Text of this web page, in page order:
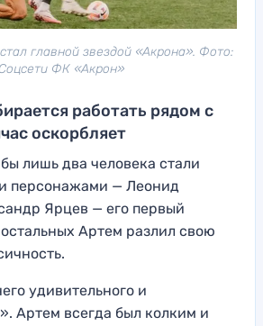
главной звездой «Акрона». Фото:
ФК «Акрон»
работать рядом с
оскорбляет
лишь два человека стали
персонажами — Леонид
Ярцев — его первый
Артем разлил свою
удивительного и
Артем всегда был колким и